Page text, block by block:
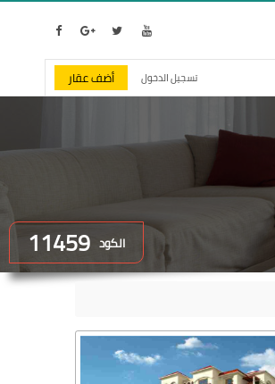
تسجيل الدخول أضف عقار
الكود 11459